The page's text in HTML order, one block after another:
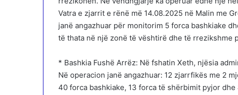
Vatra e zjarrit e rënë më 14.08.2025 në Malin me
janë angazhuar për monitorim 5 forca bashkiake
të thata në një zonë të vështirë dhe të rrezikshme
* Bashkia Fushë Arrëz: Në fshatin Xeth, njësia
Në operacion janë angazhuar: 12 zjarrfikës me 2
40 forca bashkiake, 13 forca të shërbimit pyjor